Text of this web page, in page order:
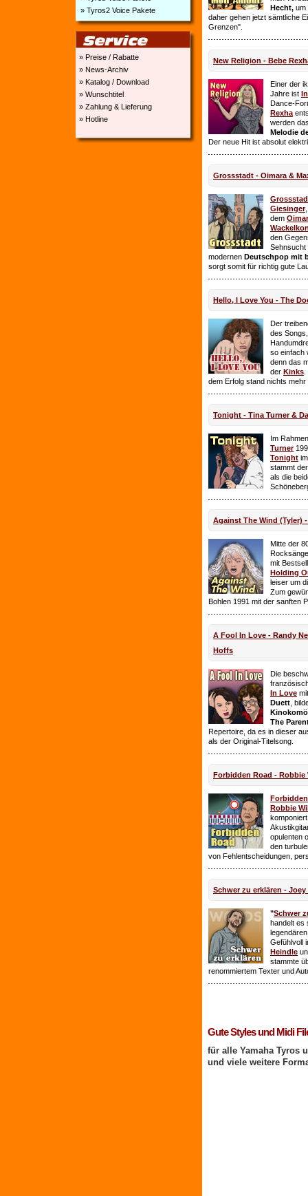
» Tyros2 Voice Pakete
» Preise / Rabatte
» News-Archiv
» Katalog / Download
» Wunschtitel
» Zahlung & Lieferung
» Hotline
Hecht, um
daher gehen jetzt sämtliche
Grenzen".
New Religion - Bebe
Einer der
Jahre ist
Dance-
Rexha
werden
Melodie
Der neue Hit ist absolut
Grossstadt - Oimara &
Giesinger
dem
den
Sehnsucht
modernen Deutschpop mit
sorgt somit für richtig gute
Hello, I Love You - The
Der
des
so einfach
denn das
der Kinks
dem Erfolg stand nichts mehr
Tonight - Tina Turner &
Im
Turner
Tonight
stammt
als die
Against The Wind (Tyler)
Mitte der
mit
Holding
leiser um
Zum
Bohlen 1991 mit der sanften
A Fool In Love - Randy
Hoffs
Die
In Love
Duett ,
The
Repertoire, da es in dieser
als der Original-Titelsong.
Forbidden Road - Robbie
Robbie
opulenten
den
von Fehlentscheidungen,
Schwer zu erklären - Joey
"Schwer
handelt es
Gefühlvoll
Heindle
stammte
renommiertem Texter und
Gute Styles und Midi
für alle Yamaha Tyros
und viele weitere